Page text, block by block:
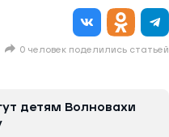
0 человек поделились статьей
детям Волновахи